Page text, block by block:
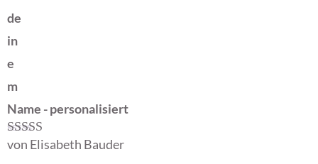
de
in
e
m
Name - personalisiert
Bewertet mit
von Elisabeth Bauder